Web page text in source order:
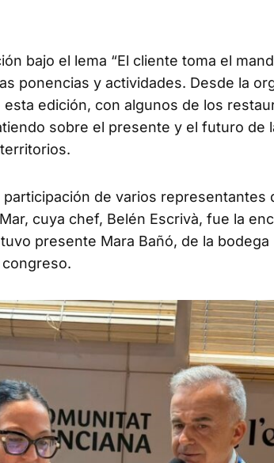
el lema “El cliente toma el
ponencias y actividades. Desde la
edición, con algunos de los
sobre el presente y el futuro de
de varios representantes
cuya chef, Belén Escrivà, fue la
presente Mara Bañó, de la bodega